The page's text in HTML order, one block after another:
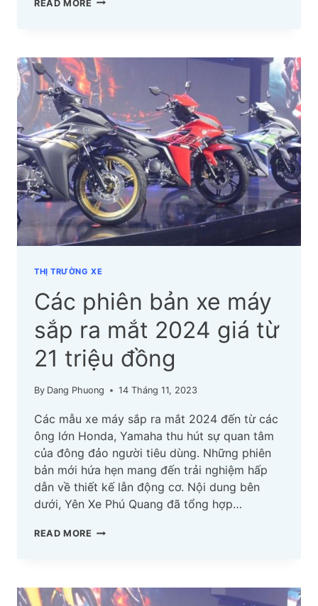
READ MORE
HÃNG
YÊU
THÍCH
NHẤT
2024
BIKER
NÀO
CŨNG
CẦN
BIẾT
THỊ TRƯỜNG XE
Các phiên bản xe máy
sắp ra mắt 2024 giá từ
21 triệu đồng
By Dang Phuong 14 Tháng 11, 2023
Các mẫu xe máy sắp ra mắt 2024 đến từ các
ông lớn Honda, Yamaha thu hút sự quan tâm
của đông đảo người tiêu dùng. Những phiên
bản mới hứa hẹn mang đến trải nghiệm hấp
dẫn về thiết kế lẫn động cơ. Nội dung bên
dưới, Yên Xe Phú Quang đã tổng hợp…
READ MORE CÁC
MÁY